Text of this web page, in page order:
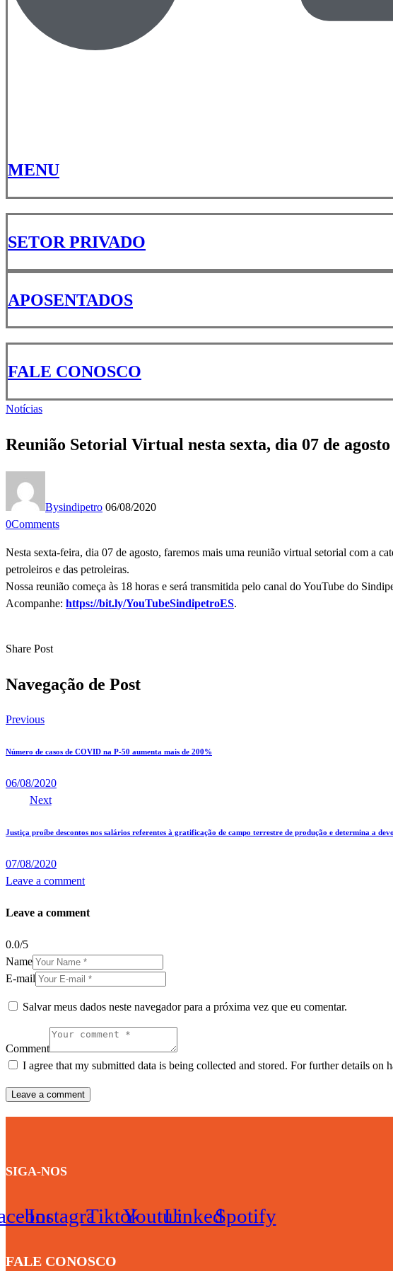
MENU
SETOR PRIVADO
APOSENTADOS
FALE CONOSCO
Notícias
Reunião Setorial Virtual nesta sexta, dia 07 de agosto
Bysindipetro 06/08/2020
0Comments
Nesta sexta-feira, dia 07 de agosto, faremos mais uma reunião virtual setorial com a
petroleiros e das petroleiras.
Nossa reunião começa às 18 horas e será transmitida pelo canal do YouTube do
Acompanhe: https://bit.ly/YouTubeSindipetroES.
Share Post
Navegação de Post
Previous
Número de casos de COVID na P-50 aumenta mais de 200%
06/08/2020
Next
Justiça proíbe descontos nos salários referentes à gratificação de campo terrestre de produção e determina a
07/08/2020
Leave a comment
Leave a comment
0.0/5
Name
E-mail
Salvar meus dados neste navegador para a próxima vez que eu comentar.
Comment
I agree that my submitted data is being collected and stored. For further details on
SIGA-NOS
InstagramTiktokYoutubeLinkedinSpotify
FALE CONOSCO